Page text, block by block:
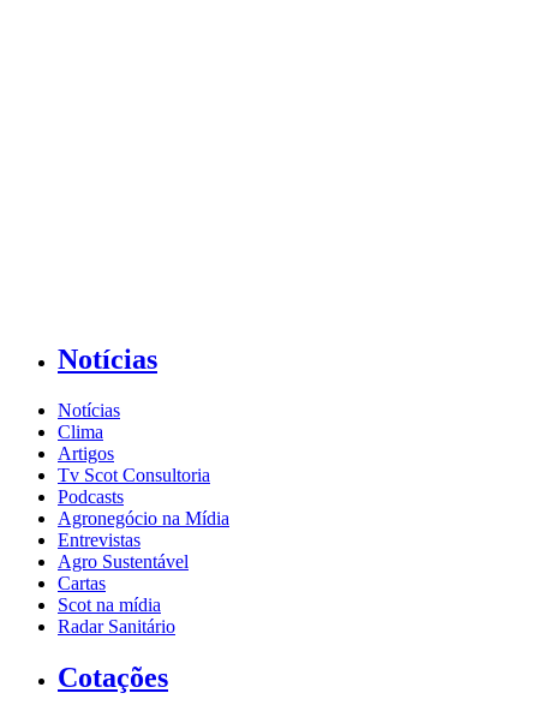
Notícias
Notícias
Clima
Artigos
Tv Scot Consultoria
Podcasts
Agronegócio na Mídia
Entrevistas
Agro Sustentável
Cartas
Scot na mídia
Radar Sanitário
Cotações